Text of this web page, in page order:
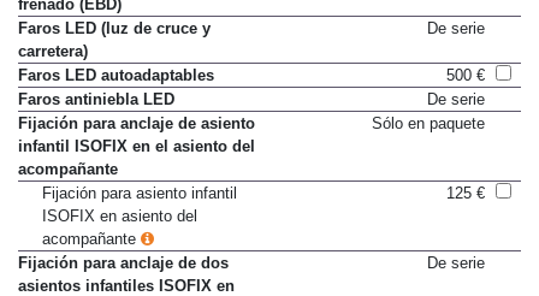
frenado (EBD)
Faros LED (luz de cruce y
carretera)
Faros LED autoadaptables
500 €
Faros antiniebla LED
De serie
Fijación para anclaje de asiento
infantil ISOFIX en el asiento del
acompañante
Fijación para asiento infantil
ISOFIX en asiento del
acompañante
Fijación para anclaje de dos